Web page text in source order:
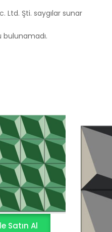
Ltd. Şti. saygılar sunar
Satın Al